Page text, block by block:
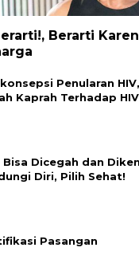
Berarti
Penularan
Kaprah Terhadap HIV
Bisa Dicegah dan
Diri, Pilih Sehat!
Pasangan